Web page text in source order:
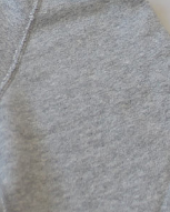
ため最も縮んでい
いる編み目が緩
商品の特性上、染
ございますので予
感のある表情、多
み地の筋やムラな
やラフ感をお楽し